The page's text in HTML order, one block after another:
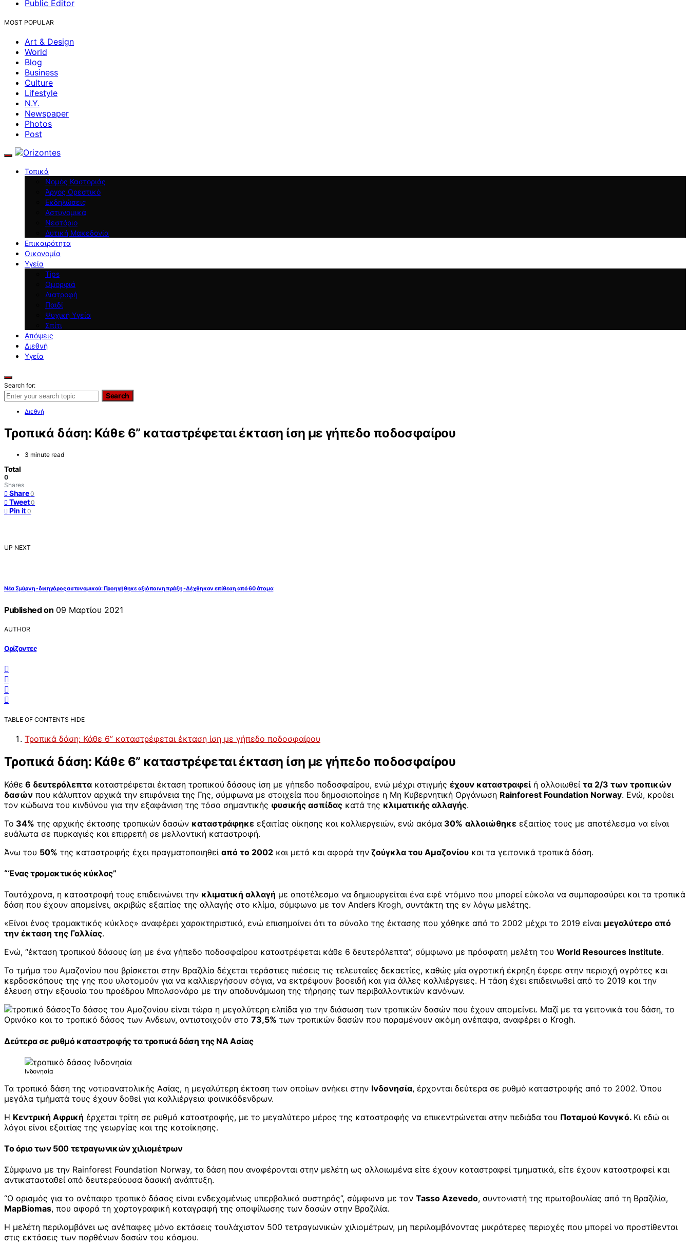
Public Editor
MOST POPULAR
Art & Design
World
Blog
Business
Culture
Lifestyle
N.Y.
Newspaper
Photos
Post
Τοπικά
Νομός Καστοριάς
Άργος Ορεστικό
Εκδηλώσεις
Αστυνομικά
Νεστόριο
Δυτική Μακεδονία
Επικαιρότητα
Οικονομία
Υγεία
Tips
Ομορφιά
Διατροφή
Παιδί
Ψυχική Υγεία
Σπίτι
Απόψεις
Διεθνή
Υγεία
Search for:
Search
Διεθνή
Τροπικά δάση: Κάθε 6” καταστρέφεται έκταση ίση με γήπεδο ποδοσφαίρου
3 minute read
Total
0
Shares
Share 0
Tweet 0
Pin it 0
UP NEXT
Νέα Σμύρνη -δικηγόρος αστυνομικού: Προηγήθηκε αξιόποινη πράξη -Δέχθηκαν επίθεση από 60 άτομα
Published on 09 Μαρτίου 2021
AUTHOR
Ορίζοντες
TABLE OF CONTENTS HIDE
Τροπικά δάση: Κάθε 6” καταστρέφεται έκταση ίση με γήπεδο ποδοσφαίρου
Τροπικά δάση: Κάθε 6” καταστρέφεται έκταση ίση με γήπεδο ποδοσφαίρου
Κάθε 6 δευτερόλεπτα καταστρέφεται έκταση τροπικού δάσους ίση με γήπεδο ποδοσφαίρου, ενώ μέχρι στιγμής έχουν καταστραφεί ή αλλοιωθεί τα 2/3 των τροπικών
δασών που κάλυπταν αρχικά την επιφάνεια της Γης, σύμφωνα με στοιχεία που δημοσιοποίησε η Μη Κυβερνητική Οργάνωση Rainforest Foundation Norway. Ενώ, κρούει
τον κώδωνα του κινδύνου για την εξαφάνιση της τόσο σημαντικής φυσικής ασπίδας κατά της κλιματικής αλλαγής.
Το 34% της αρχικής έκτασης τροπικών δασών καταστράφηκε εξαιτίας οίκησης και καλλιεργειών, ενώ ακόμα 30% αλλοιώθηκε εξαιτίας τους με αποτέλεσμα να είναι
ευάλωτα σε πυρκαγιές και επιρρεπή σε μελλοντική καταστροφή.
Άνω του 50% της καταστροφής έχει πραγματοποιηθεί από το 2002 και μετά και αφορά την ζούγκλα του Αμαζονίου και τα γειτονικά τροπικά δάση.
“‘Ενας τρομακτικός κύκλος”
Ταυτόχρονα, η καταστροφή τους επιδεινώνει την κλιματική αλλαγή με αποτέλεσμα να δημιουργείται ένα εφέ ντόμινο που μπορεί εύκολα να συμπαρασύρει και τα τροπικά
δάση που έχουν απομείνει, ακριβώς εξαιτίας της αλλαγής στο κλίμα, σύμφωνα με τον Anders Krogh, συντάκτη της εν λόγω μελέτης.
«Είναι ένας τρομακτικός κύκλος» αναφέρει χαρακτηριστικά, ενώ επισημαίνει ότι το σύνολο της έκτασης που χάθηκε από το 2002 μέχρι το 2019 είναι μεγαλύτερο από
την έκταση της Γαλλίας.
Ενώ, “έκταση τροπικού δάσους ίση με ένα γήπεδο ποδοσφαίρου καταστρέφεται κάθε 6 δευτερόλεπτα”, σύμφωνα με πρόσφατη μελέτη του World Resources Institute.
Το τμήμα του Αμαζονίου που βρίσκεται στην Βραζιλία δέχεται τεράστιες πιέσεις τις τελευταίες δεκαετίες, καθώς μία αγροτική έκρηξη έφερε στην περιοχή αγρότες και
κερδοσκόπους της γης που υλοτομούν για να καλλιεργήσουν σόγια, να εκτρέψουν βοοειδή και για άλλες καλλιέργειες. Η τάση έχει επιδεινωθεί από το 2019 και την
έλευση στην εξουσία του προέδρου Μπολσονάρο με την αποδυνάμωση της τήρησης των περιβαλλοντικών κανόνων.
Το δάσος του Αμαζονίου είναι τώρα η μεγαλύτερη ελπίδα για την διάσωση των τροπικών δασών που έχουν απομείνει. Μαζί με τα γειτονικά του δάση, το
Ορινόκο και το τροπικό δάσος των Ανδεων, αντιστοιχούν στο 73,5% των τροπικών δασών που παραμένουν ακόμη ανέπαφα, αναφέρει ο Krogh.
Δεύτερα σε ρυθμό καταστροφής τα τροπικά δάση της ΝΑ Ασίας
Ινδονησία
Τα τροπικά δάση της νοτιοανατολικής Ασίας, η μεγαλύτερη έκταση των οποίων ανήκει στην Ινδονησία, έρχονται δεύτερα σε ρυθμό καταστροφής από το 2002. Όπου
μεγάλα τμήματά τους έχουν δοθεί για καλλιέργεια φοινικόδενδρων.
Η Κεντρική Αφρική έρχεται τρίτη σε ρυθμό καταστροφής, με το μεγαλύτερο μέρος της καταστροφής να επικεντρώνεται στην πεδιάδα του Ποταμού Κονγκό. Κι εδώ οι
λόγοι είναι εξαιτίας της γεωργίας και της κατοίκησης.
Το όριο των 500 τετραγωνικών χιλιομέτρων
Σύμφωνα με την Rainforest Foundation Norway, τα δάση που αναφέρονται στην μελέτη ως αλλοιωμένα είτε έχουν καταστραφεί τμηματικά, είτε έχουν καταστραφεί και
αντικατασταθεί από δευτερεύουσα δασική ανάπτυξη.
“Ο ορισμός για το ανέπαφο τροπικό δάσος είναι ενδεχομένως υπερβολικά αυστηρός”, σύμφωνα με τον Tasso Azevedo, συντονιστή της πρωτοβουλίας από τη Βραζιλία,
MapBiomas, που αφορά τη χαρτογραφική καταγραφή της αποψίλωσης των δασών στην Βραζιλία.
Η μελέτη περιλαμβάνει ως ανέπαφες μόνο εκτάσεις τουλάχιστον 500 τετραγωνικών χιλιομέτρων, μη περιλαμβάνοντας μικρότερες περιοχές που μπορεί να προστίθενται
στις εκτάσεις των παρθένων δασών του κόσμου.